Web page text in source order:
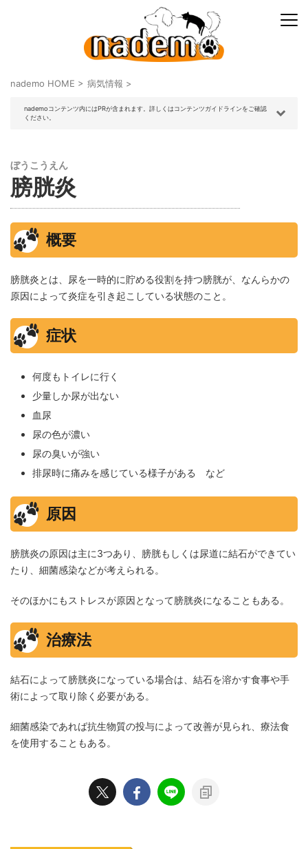
nademo HOME > 病気情報 >
nademoコンテンツ内にはPRが含まれます。詳しくはコンテンツガイドラインをご確認
ください。
ぼうこうえん
膀胱炎
概要
膀胱炎とは、尿を一時的に貯める役割を持つ膀胱が、なんらかの
原因によって炎症を引き起こしている状態のこと。
症状
何度もトイレに行く
少量しか尿が出ない
血尿
尿の色が濃い
尿の臭いが強い
排尿時に痛みを感じている様子がある など
原因
膀胱炎の原因は主に3つあり、膀胱もしくは尿道に結石ができてい
たり、細菌感染などが考えられる。
そのほかにもストレスが原因となって膀胱炎になることもある。
治療法
結石によって膀胱炎になっている場合は、結石を溶かす食事や手
術によって取り除く必要がある。
細菌感染であれば抗生物質の投与によって改善が見られ、療法食
を使用することもある。